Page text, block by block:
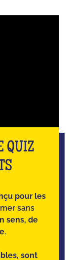
QUIZ
pour les
sans
sens, de
.
sont